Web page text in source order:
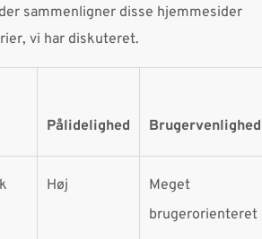
sammenligner disse hjemmesider
vi har diskuteret.
Pålidelighed Brugervenlighed
Høj
Meget
brugerorienteret